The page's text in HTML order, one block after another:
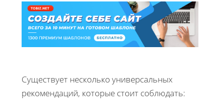
Существует несколько универсальных
рекомендаций, которые стоит соблюдать: